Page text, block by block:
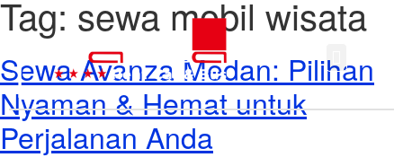
Tag: sewa mobil wisata
Sewa Avanza Medan: Pilihan
Nyaman & Hemat untuk
Perjalanan Anda